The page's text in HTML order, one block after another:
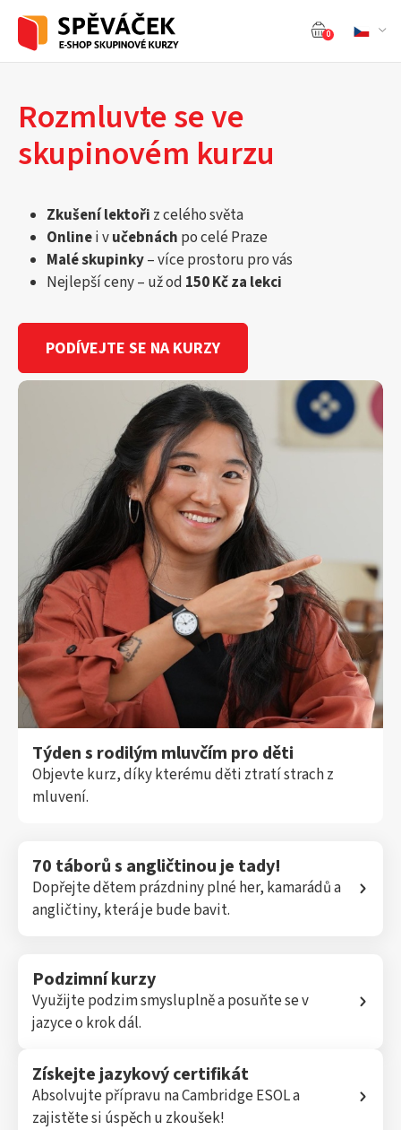
0
Rozmluvte se ve
skupinovém kurzu
Zkušení lektoři z celého světa
Onlinei vučebnách po celé Praze
Malé skupinky– více prostoru pro vás
Nejlepší ceny – už od 150 Kč za lekci
PODÍVEJTE SE NA KURZY
Týden s rodilým mluvčím pro děti
Objevte kurz, díky kterému děti ztratí strach z
mluvení.
70 táborů s angličtinou je tady!
Dopřejte dětem prázdniny plné her, kamarádů a
angličtiny, která je bude bavit.
Podzimní kurzy
Využijte podzim smysluplně a posuňte se v
jazyce o krok dál.
Získejte jazykový certifikát
Absolvujte přípravu na Cambridge ESOL a
zajistěte si úspěch u zkoušek!